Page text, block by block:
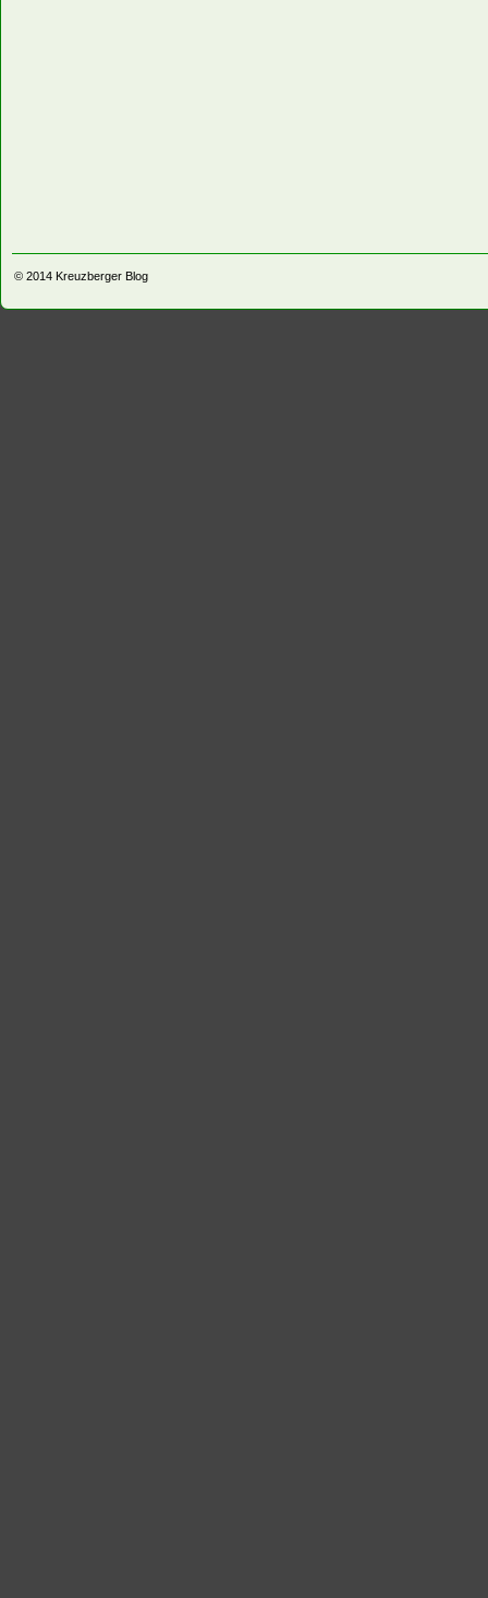
© 2014 Kreuzberger Blog